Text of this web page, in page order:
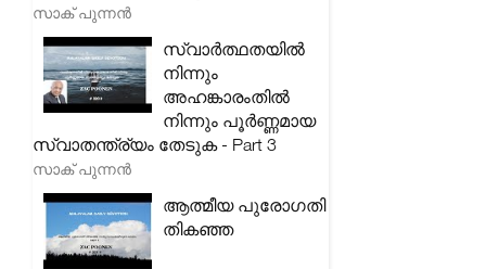
സാക് പുന്നൻ
സ്വാർത്ഥതയിൽ
നിന്നും
അഹങ്കാരംതിൽ
നിന്നും പൂർണ്ണമായ
സ്വാതന്ത്ര്യം തേടുക - Part 3
സാക് പുന്നൻ
ആത്മീയ പുരോഗതി
തികഞ്ഞ